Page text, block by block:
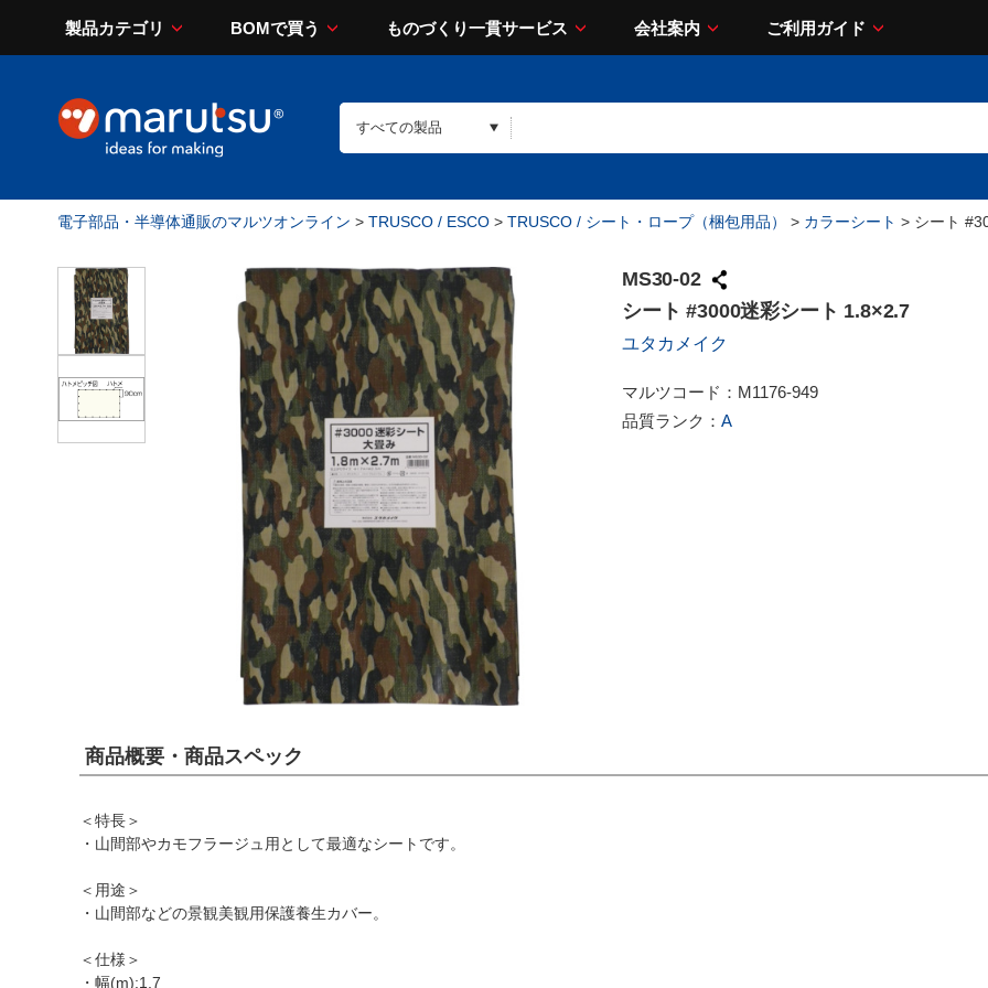
製品カテゴリ BOMで買う ものづくり一貫サービス 会社案内 ご利用ガイド
電子部品・半導体通販のマルツオンライン > TRUSCO / ESCO > TRUSCO / シート・ロープ（梱包用品） > カラーシート > シート
MS30-02
シート #3000迷彩シート 1.8×2.7
ユタカメイク
マルツコード： M1176-949
品質ランク： A
商品概要・商品スペック
＜特長＞
・山間部やカモフラージュ用として最適なシートです。
＜用途＞
・山間部などの景観美観用保護養生カバー。
＜仕様＞
・幅(m):1.7